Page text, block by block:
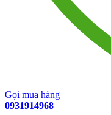
Gọi mua hàng
0931914968